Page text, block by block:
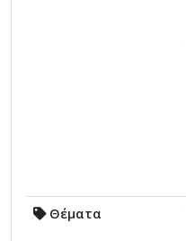
Θέματα